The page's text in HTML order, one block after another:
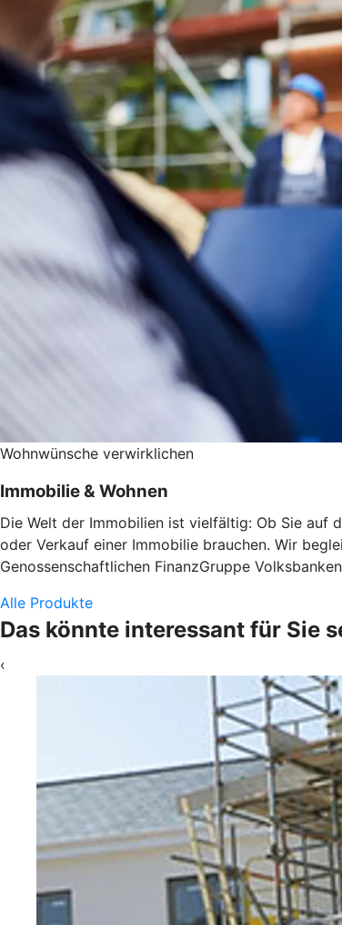
Wohnwünsche verwirklichen
Immobilie & Wohnen
Die Welt der Immobilien ist vielfältig: Ob Sie auf
oder Verkauf einer Immobilie brauchen. Wir
Genossenschaftlichen FinanzGruppe
Alle Produkte
Das könnte interessant für Sie
‹